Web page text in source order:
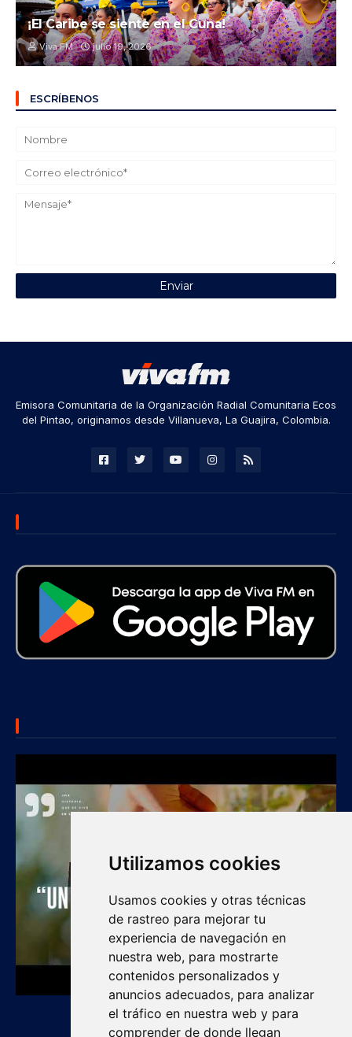
Utilizamos cookies
Usamos cookies y otras técnicas
de rastreo para mejorar tu
experiencia de navegación en
nuestra web, para mostrarte
contenidos personalizados y
anuncios adecuados, para analizar
el tráfico en nuestra web y para
comprender de donde llegan
¡El Caribe se siente en el Cuna!
Viva FM julio 19, 2026
ESCRÍBENOS
Emisora Comunitaria de la Organización Radial Comunitaria Ecos
del Pintao, originamos desde Villanueva, La Guajira, Colombia.